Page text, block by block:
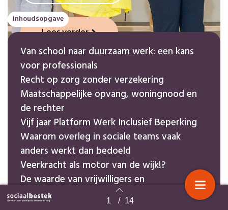
Terug naar overzicht 1 / 14
Lees verder
inhoudsopgave
Van school naar duurzaam werk: een kans
voor professionals
Recht op zorg zonder verzekering
Maatschappelijke opvang, woningnood en
de rechter
Vijf jaar Platform Werk Inclusief Beperking
Waarom overleg in sociale teams vaak
anders werkt dan bedoeld
Veerkracht als motor van de wijk!?
De waarde van vrijwilligers en
vrijwilligerswerk in armoedebestrijding